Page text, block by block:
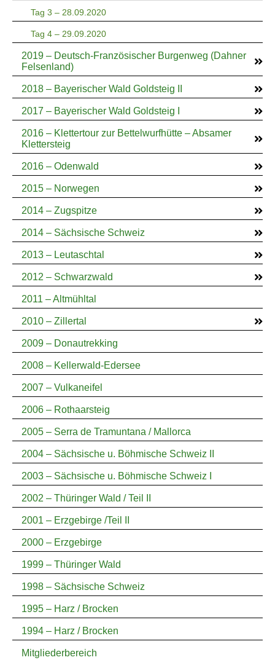
Tag 3 – 28.09.2020
Tag 4 – 29.09.2020
2019 – Deutsch-Französischer Burgenweg (Dahner
Felsenland)
2018 – Bayerischer Wald Goldsteig II
2017 – Bayerischer Wald Goldsteig I
2016 – Klettertour zur Bettelwurfhütte – Absamer
Klettersteig
2016 – Odenwald
2015 – Norwegen
2014 – Zugspitze
2014 – Sächsische Schweiz
2013 – Leutaschtal
2012 – Schwarzwald
2011 – Altmühltal
2010 – Zillertal
2009 – Donautrekking
2008 – Kellerwald-Edersee
2007 – Vulkaneifel
2006 – Rothaarsteig
2005 – Serra de Tramuntana / Mallorca
2004 – Sächsische u. Böhmische Schweiz II
2003 – Sächsische u. Böhmische Schweiz I
2002 – Thüringer Wald / Teil II
2001 – Erzgebirge /Teil II
2000 – Erzgebirge
1999 – Thüringer Wald
1998 – Sächsische Schweiz
1995 – Harz / Brocken
1994 – Harz / Brocken
Mitgliederbereich